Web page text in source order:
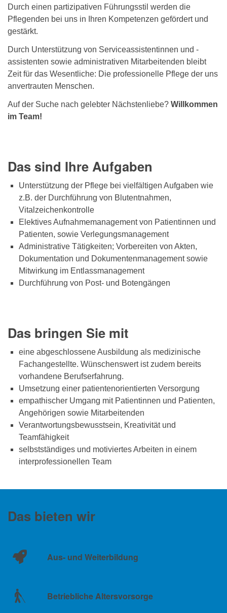
Durch einen partizipativen Führungsstil werden die
Pflegenden bei uns in Ihren Kompetenzen gefördert und
gestärkt.
Durch Unterstützung von Serviceassistentinnen und -
assistenten sowie administrativen Mitarbeitenden bleibt
Zeit für das Wesentliche: Die professionelle Pflege der uns
anvertrauten Menschen.
Auf der Suche nach gelebter Nächstenliebe? Willkommen
im Team!
Das sind Ihre Aufgaben
Unterstützung der Pflege bei vielfältigen Aufgaben wie
z.B. der Durchführung von Blutentnahmen,
Vitalzeichenkontrolle
Elektives Aufnahmemanagement von Patientinnen und
Patienten, sowie Verlegungsmanagement
Administrative Tätigkeiten; Vorbereiten von Akten,
Dokumentation und Dokumentenmanagement sowie
Mitwirkung im Entlassmanagement
Durchführung von Post- und Botengängen
Das bringen Sie mit
eine abgeschlossene Ausbildung als medizinische
Fachangestellte. Wünschenswert ist zudem bereits
vorhandene Berufserfahrung.
Umsetzung einer patientenorientierten Versorgung
empathischer Umgang mit Patientinnen und Patienten,
Angehörigen sowie Mitarbeitenden
Verantwortungsbewusstsein, Kreativität und
Teamfähigkeit
selbstständiges und motiviertes Arbeiten in einem
interprofessionellen Team
Das bieten wir
Aus- und Weiterbildung
Betriebliche Altersvorsorge